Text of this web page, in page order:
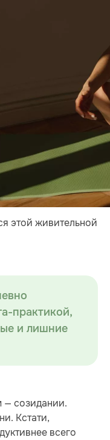
этой живительной
практикой,
и лишние
— созидании.
Кстати,
всего